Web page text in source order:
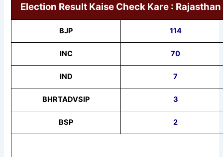
Election Result Kaise Check Kare : Rajasthan
BJP 114
INC 70
IND 7
BHRTADVSIP 3
BSP 2